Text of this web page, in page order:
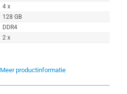
4 x
128 GB
DDR4
2 x
Meer productinformatie